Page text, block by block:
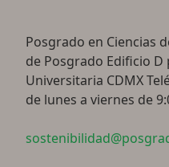
Posgrado en Ciencias
de Posgrado Edificio
Universitaria CDMX
de lunes a viernes de